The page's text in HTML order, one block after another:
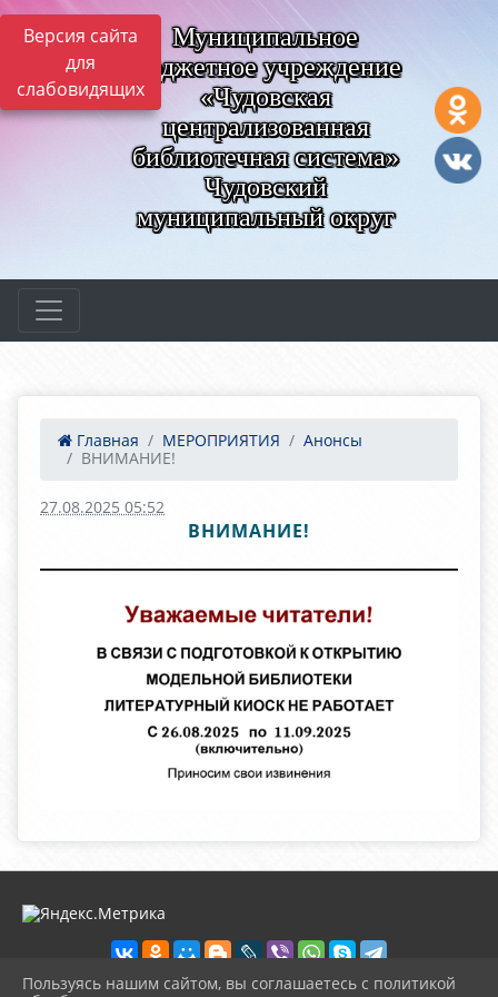
Версия сайта
для
слабовидящих
Муниципальное
бюджетное учреждение
«Чудовская
централизованная
библиотечная система»
Чудовский
муниципальный округ
Главная МЕРОПРИЯТИЯ
Анонсы
ВНИМАНИЕ!
27.08.2025 05:52
ВНИМАНИЕ!
Пользуясь нашим сайтом, вы соглашаетесь с политикой